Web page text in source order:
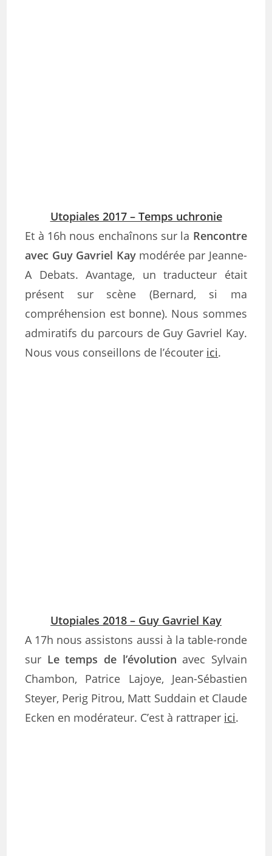
Utopiales 2017 – Temps uchronie
Et à 16h nous enchaînons sur la Rencontre
avec Guy Gavriel Kaymodérée par Jeanne-
A Debats. Avantage, un traducteur était
présent sur scène (Bernard, si ma
compréhension est bonne). Nous sommes
admiratifs du parcours de Guy Gavriel Kay.
Nous vous conseillons de l’écouter ici.
Utopiales 2018 – Guy Gavriel Kay
A 17h nous assistons aussi à la table-ronde
sur Le temps de l’évolution avec Sylvain
Chambon, Patrice Lajoye, Jean-Sébastien
Steyer, Perig Pitrou, Matt Suddain et Claude
Ecken en modérateur. C’est à rattraper ici.